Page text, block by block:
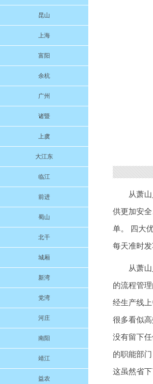
昆山
上海
富阳
余杭
广州
诸暨
上虞
大江东
临江
前进
蜀山
北干
城厢
新湾
党湾
河庄
南阳
靖江
益农
从萧
供更加安
单。 四大
每天准时
从萧
的流程管
经生产线
很多看似
没有留下
的职能部
这虽然省